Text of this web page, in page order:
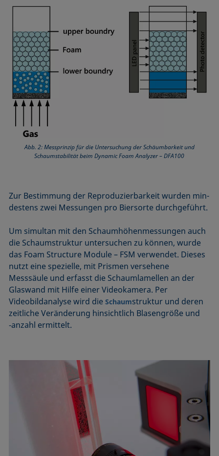
Abb. 2: Messprinzip für die Untersuchung der Schäumbarkeit und
Schaumstabilität beim Dynamic Foam Analyzer – DFA100
Zur Bestimmung der Reproduzierbarkeit wurden min­
destens zwei Messungen pro Biersorte durchgeführt.
Um simultan mit den Schaumhöhenmessungen auch
die Schaumstruktur untersuchen zu können, wurde
das Foam Structure Module – FSM verwendet. Dieses
nutzt eine spezielle, mit Prismen versehene
Messsäule und erfasst die Schaumlamellen an der
Glaswand mit Hilfe einer Videokamera. Per
Videobildanalyse wird dieSchaum­struktur und deren
zeitliche Veränderung hinsichtlich Blasengröße und
‑anzahl ermittelt.